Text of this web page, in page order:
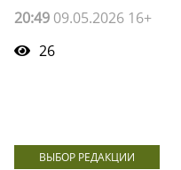
20:49 09.05.2026 16+
26
ВЫБОР РЕДАКЦИИ